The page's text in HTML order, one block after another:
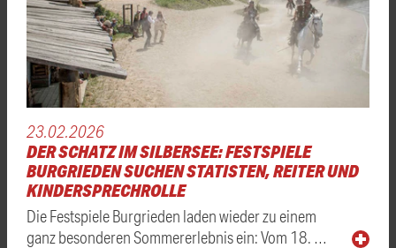
23.02.2026
DER SCHATZ IM SILBERSEE: FESTSPIELE
BURGRIEDEN SUCHEN STATISTEN, REITER UND
KINDERSPRECHROLLE
Die Festspiele Burgrieden laden wieder zu einem
ganz besonderen Sommererlebnis ein: Vom 18. …